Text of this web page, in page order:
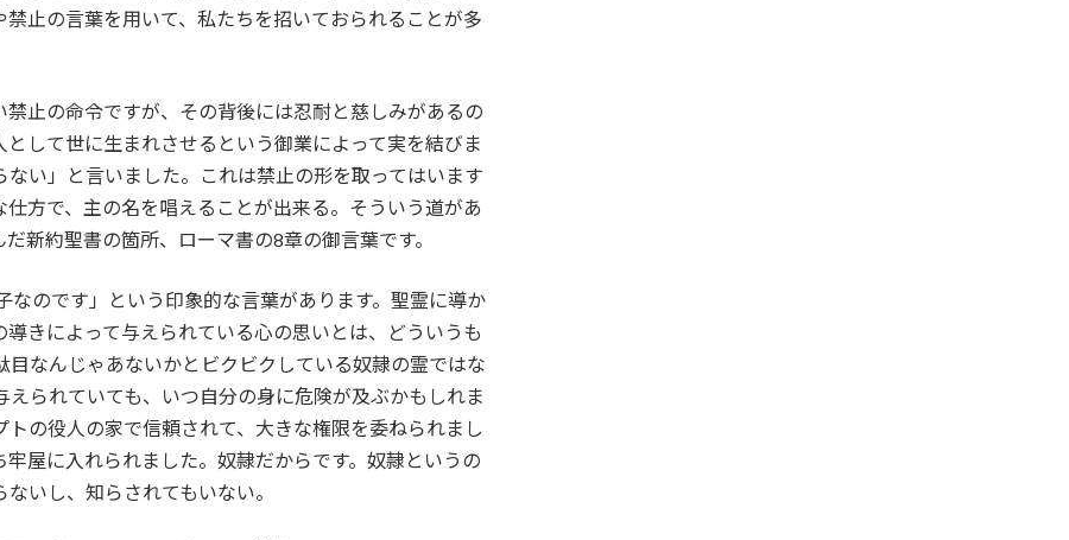
止の言葉を用いて、私たちを招いておられることが多
止の命令ですが、その背後には忍耐と慈しみがあるの
して世に生まれさせるという御業によって実を結びま
い」と言いました。これは禁止の形を取ってはいます
方で、主の名を唱えることが出来る。そういう道があ
新約聖書の箇所、ローマ書の8章の御言葉です。
のです」という印象的な言葉があります。聖霊に導か
きによって与えられている心の思いとは、どういうも
なんじゃあないかとビクビクしている奴隷の霊ではな
られていても、いつ自分の身に危険が及ぶかもしれま
の役人の家で信頼されて、大きな権限を委ねられまし
屋に入れられました。奴隷だからです。奴隷というの
いし、知らされてもいない。